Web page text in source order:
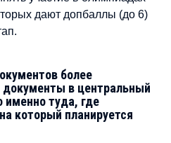
дают допбаллы (до 6)
более
в центральный
именно туда, где
который планируется